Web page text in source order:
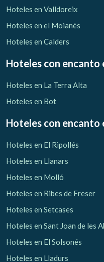
Hoteles en Valldoreix
Hoteles en el Moianès
Hoteles en Calders
Hoteles con encanto
Hoteles en La Terra Alta
Hoteles en Bot
Hoteles con encanto
Hoteles en El Ripollés
Hoteles en Llanars
Hoteles en Molló
Hoteles en Ribes de Freser
Hoteles en Setcases
Hoteles en Sant Joan de les
Hoteles en El Solsonés
Hoteles en Lladurs